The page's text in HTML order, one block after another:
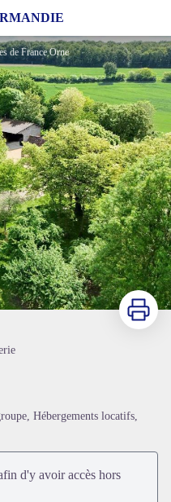
de France Orne
l'image en plein écran
Imprimer
Hébergements locatifs,
d'y avoir accès hors